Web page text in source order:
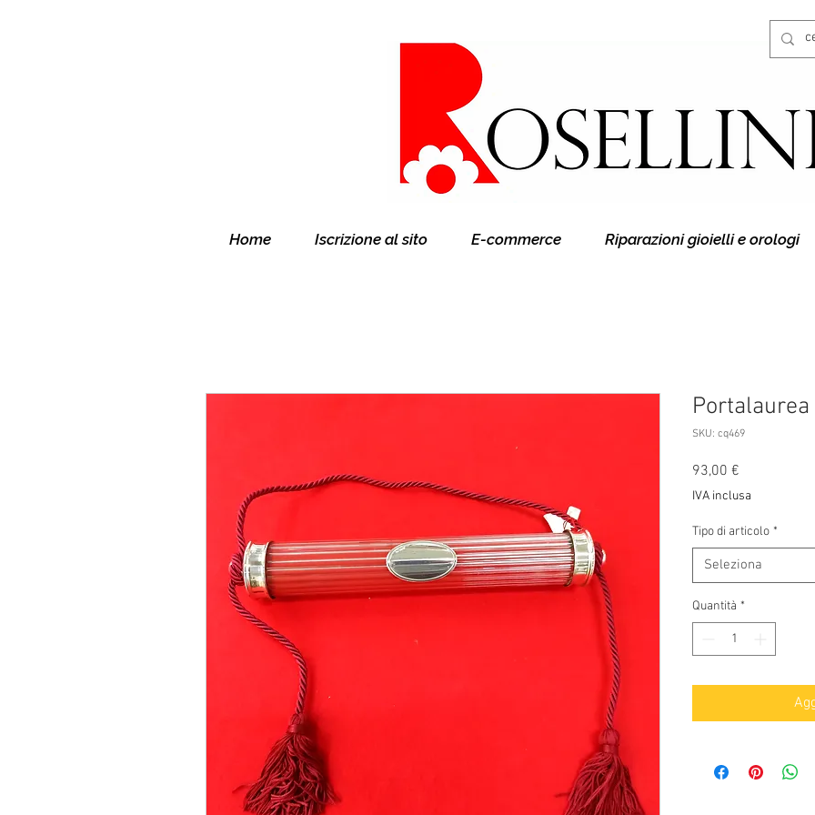
Gioielleria Rosellini
Rosellini online
Home Iscrizione al sito E-commerce Riparazioni gioielli e orologi
Portalaurea
SKU: cq469
93,00 €
IVA inclusa
Tipo di articolo *
Seleziona
Quantità *